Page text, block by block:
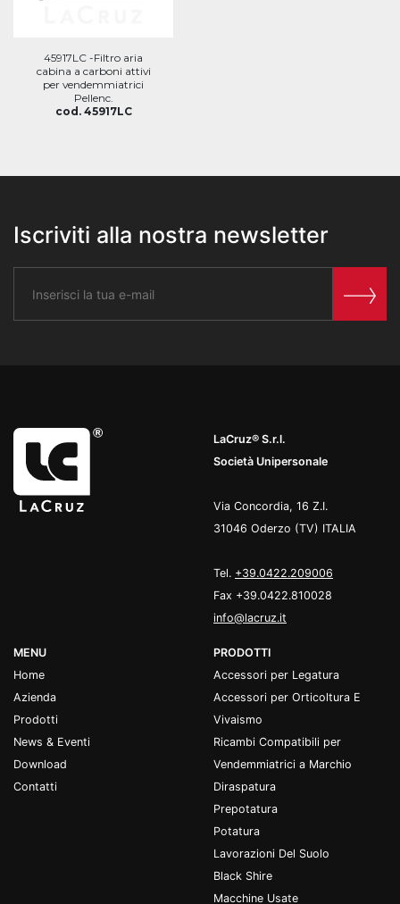
45917LC -Filtro aria
cabina a carboni attivi
per vendemmiatrici
Pellenc.
cod. 45917LC
Iscriviti alla nostra newsletter
LaCruz® S.r.l.
Società Unipersonale
Via Concordia, 16 Z.I.
31046 Oderzo (TV) ITALIA
Tel. +39.0422.209006
Fax +39.0422.810028
info@lacruz.it
MENU
Home
Azienda
Prodotti
News & Eventi
Download
Contatti
PRODOTTI
Accessori per Legatura
Accessori per Orticoltura E
Vivaismo
Ricambi Compatibili per
Vendemmiatrici a Marchio
Diraspatura
Prepotatura
Potatura
Lavorazioni Del Suolo
Black Shire
Macchine Usate